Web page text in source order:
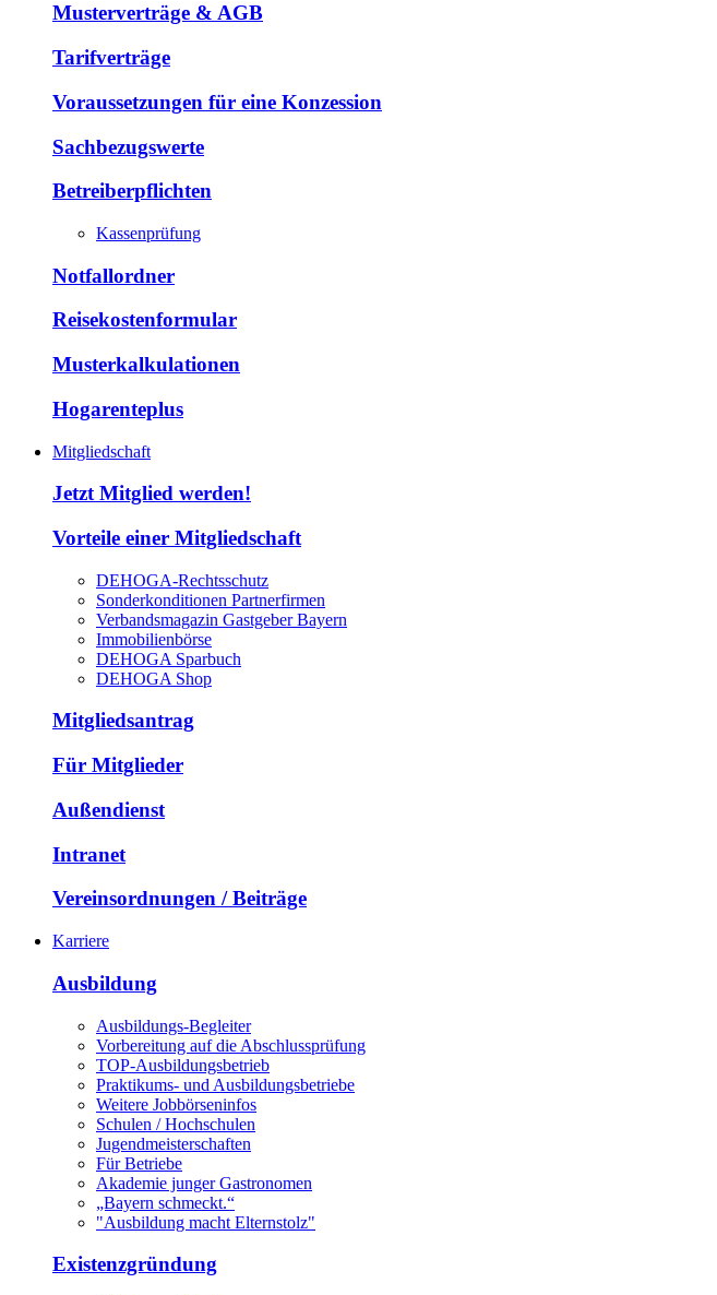
Musterverträge & AGB
Tarifverträge
Voraussetzungen für eine Konzession
Sachbezugswerte
Betreiberpflichten
Kassenprüfung
Notfallordner
Reisekostenformular
Musterkalkulationen
Hogarenteplus
Mitgliedschaft
Jetzt Mitglied werden!
Vorteile einer Mitgliedschaft
DEHOGA-Rechtsschutz
Sonderkonditionen Partnerfirmen
Verbandsmagazin Gastgeber Bayern
Immobilienbörse
DEHOGA Sparbuch
DEHOGA Shop
Mitgliedsantrag
Für Mitglieder
Außendienst
Intranet
Vereinsordnungen / Beiträge
Karriere
Ausbildung
Ausbildungs-Begleiter
Vorbereitung auf die Abschlussprüfung
TOP-Ausbildungsbetrieb
Praktikums- und Ausbildungsbetriebe
Weitere Jobbörseninfos
Schulen / Hochschulen
Jugendmeisterschaften
Für Betriebe
Akademie junger Gastronomen
„Bayern schmeckt.“
"Ausbildung macht Elternstolz"
Existenzgründung